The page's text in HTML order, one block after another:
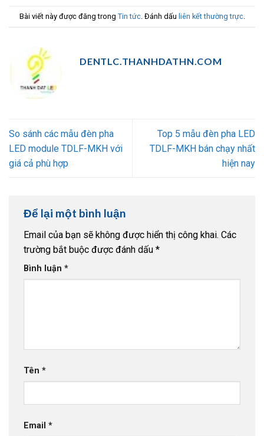
Bài viết này được đăng trong Tin tức. Đánh dấu liên kết thường trực.
DENTLC.THANHDATHN.COM
So sánh các mẫu đèn pha
LED module TDLF-MKH với
giá cả phù hợp
Top 5 mẫu đèn pha LED
TDLF-MKH bán chạy nhất
hiện nay
Để lại một bình luận
Email của bạn sẽ không được hiển thị công khai. Các
trường bắt buộc được đánh dấu *
Bình luận *
Tên *
Email *